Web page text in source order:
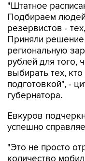
"Штатное
Подбираем
резервистов -
Приняли
региональную
рублей для того,
выбирать тех,
подготовкой", -
губернатора.
Евкуров
успешно
"Это не просто